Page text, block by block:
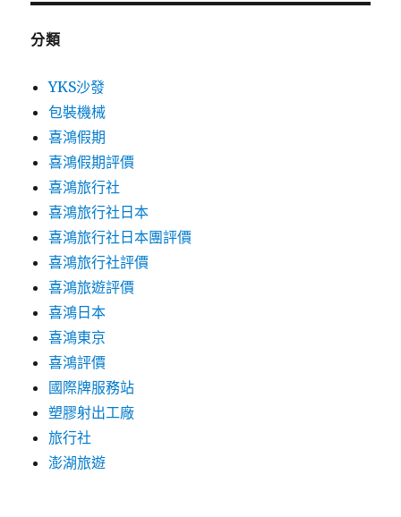
分類
YKS沙發
包裝機械
喜鴻假期
喜鴻假期評價
喜鴻旅行社
喜鴻旅行社日本
喜鴻旅行社日本團評價
喜鴻旅行社評價
喜鴻旅遊評價
喜鴻日本
喜鴻東京
喜鴻評價
國際牌服務站
塑膠射出工廠
旅行社
澎湖旅遊